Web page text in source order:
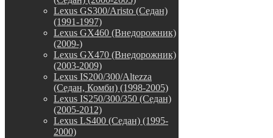
Lexus GS300/Aristo (Седан)
(1991-1997)
Lexus GX460 (Внедорожник)
(2009-)
Lexus GX470 (Внедорожник)
(2003-2009)
Lexus IS200/300/Altezza
(Седан, Комби) (1998-2005)
Lexus IS250/300/350 (Седан)
(2005-2012)
Lexus LS400 (Седан) (1995-
2000)